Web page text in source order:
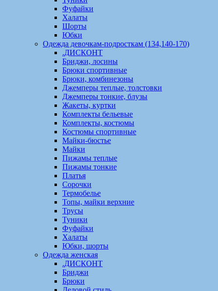
Фуфайки
Халаты
Шорты
Юбки
Одежда девочкам-подросткам (134,140-170)
.ДИСКОНТ
Бриджи, лосины
Брюки спортивные
Брюки, комбинезоны
Джемперы теплые, толстовки
Джемперы тонкие, блузы
Жакеты, куртки
Комплекты бельевые
Комплекты, костюмы
Костюмы спортивные
Майки-бюстье
Майки
Пижамы теплые
Пижамы тонкие
Платья
Сорочки
Термобелье
Топы, майки верхние
Трусы
Туники
Фуфайки
Халаты
Юбки, шорты
Одежда женская
.ДИСКОНТ
Бриджи
Брюки